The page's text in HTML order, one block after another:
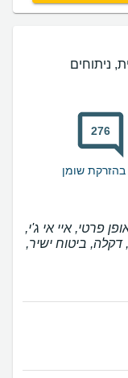
ניתוחים
276
פרטי, איי אי ג'י,
דקלה, ביטוח ישיר,